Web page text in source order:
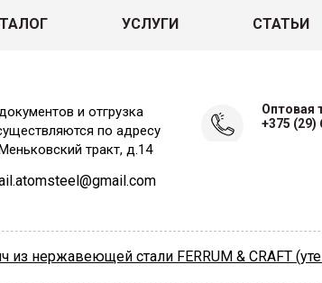
УСЛУГИ СТАТЬИ
и отгрузка
по адресу
тракт, д.14
Оптовая
+375 (29)
нержавеющей стали FERRUM & CRAFT